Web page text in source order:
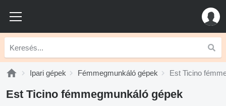
Ipari gépek Fémmegmunkáló gépek Est Ticino
Est Ticino fémmegmunkáló gépek